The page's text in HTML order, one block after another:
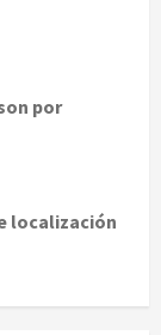
por
localización